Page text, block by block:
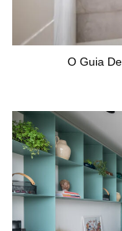
O Guia